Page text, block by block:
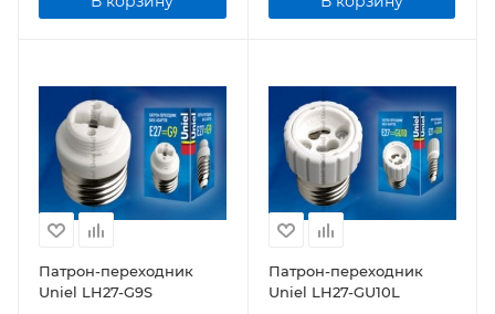
Патрон-переходник
Uniel LH27-G9S
Патрон-переходник
Uniel LH27-GU10L